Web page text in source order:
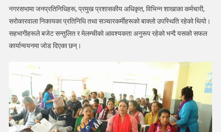
नगरसभामा जनप्रतिनिधिहरू, प्रमुख प्रशासकीय अधिकृत, विभिन्न शाखाका कर्मचारी,
सरोकारवाला निकायका प्रतिनिधि तथा सञ्चारकर्मीहरूको बाक्लो उपस्थिति रहेको थियो।
सहभागीहरूले बजेट सन्तुलित र मेलम्चीको आवश्यकता अनुरूप रहेको भन्दै यसको सफल
कार्यान्वयनमा जोड दिएका छन्।